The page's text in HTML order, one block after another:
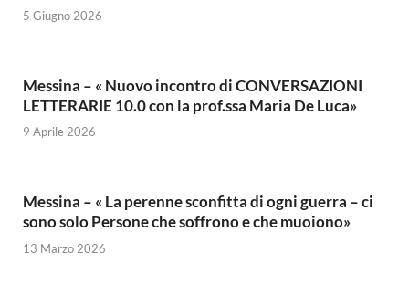
5 Giugno 2026
Messina – « Nuovo incontro di CONVERSAZIONI
LETTERARIE 10.0 con la prof.ssa Maria De Luca»
9 Aprile 2026
Messina – « La perenne sconfitta di ogni guerra – ci
sono solo Persone che soffrono e che muoiono»
13 Marzo 2026